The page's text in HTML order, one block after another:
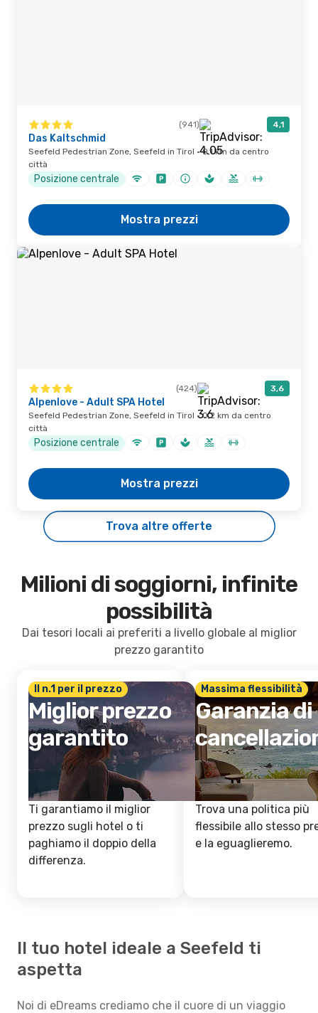
(941) 4,1
Das Kaltschmid
Seefeld Pedestrian Zone, Seefeld in Tirol · 0,1 km da centro
città
Posizione centrale
Mostra prezzi
(424) 3,6
Alpenlove - Adult SPA Hotel
Seefeld Pedestrian Zone, Seefeld in Tirol · 0,2 km da centro
città
Posizione centrale
Mostra prezzi
Trova altre offerte
Milioni di soggiorni, infinite
possibilità
Dai tesori locali ai preferiti a livello globale al miglior
prezzo garantito
Il n.1 per il prezzo
Miglior prezzo
garantito
Ti garantiamo il miglior
prezzo sugli hotel o ti
paghiamo il doppio della
differenza.
Massima flessibilità
Garanzia di
Trova una politica più
flessibile allo stesso
e la eguaglieremo.
Il tuo hotel ideale a Seefeld ti
aspetta
Noi di eDreams crediamo che il cuore di un viaggio